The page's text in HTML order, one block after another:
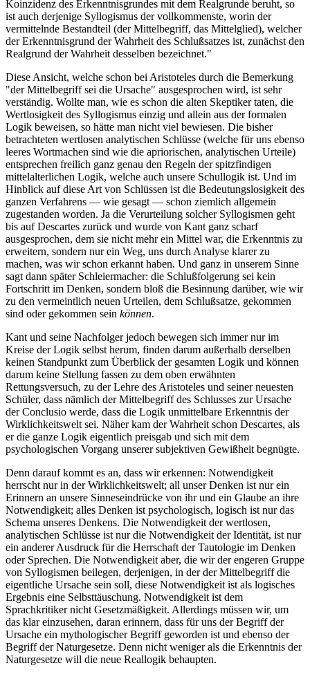
Koinzidenz des Erkenntnisgrundes mit dem Realgrunde beruht, so
ist auch derjenige Syllogismus der vollkommenste, worin der
vermittelnde Bestandteil (der Mittelbegriff, das Mittelglied), welcher
der Erkenntnisgrund der Wahrheit des Schlußsatzes ist, zunächst den
Realgrund der Wahrheit desselben bezeichnet."
Diese Ansicht, welche schon bei Aristoteles durch die Bemerkung
"der Mittelbegriff sei die Ursache" ausgesprochen wird, ist sehr
verständig. Wollte man, wie es schon die alten Skeptiker taten, die
Wertlosigkeit des Syllogismus einzig und allein aus der formalen
Logik beweisen, so hätte man nicht viel bewiesen. Die bisher
betrachteten wertlosen analytischen Schlüsse (welche für uns ebenso
leeres Wortmachen sind wie die apriorischen, analytischen Urteile)
entsprechen freilich ganz genau den Regeln der spitzfindigen
mittelalterlichen Logik, welche auch unsere Schullogik ist. Und im
Hinblick auf diese Art von Schlüssen ist die Bedeutungslosigkeit des
ganzen Verfahrens — wie gesagt — schon ziemlich allgemein
zugestanden worden. Ja die Verurteilung solcher Syllogismen geht
bis auf Descartes zurück und wurde von Kant ganz scharf
ausgesprochen, dem sie nicht mehr ein Mittel war, die Erkenntnis zu
erweitern, sondern nur ein Weg, uns durch Analyse klarer zu
machen, was wir schon erkannt haben. Und ganz in unserem Sinne
sagt dann später Schleiermacher: die Schlußfolgerung sei kein
Fortschritt im Denken, sondern bloß die Besinnung darüber, wie wir
zu den vermeintlich neuen Urteilen, dem Schlußsatze, gekommen
sind oder gekommen sein können.
Kant und seine Nachfolger jedoch bewegen sich immer nur im
Kreise der Logik selbst herum, finden darum außerhalb derselben
keinen Standpunkt zum Überblick der gesamten Logik und können
darum keine Stellung fassen zu dem oben erwähnten
Rettungsversuch, zu der Lehre des Aristoteles und seiner neuesten
Schüler, dass nämlich der Mittelbegriff des Schlusses zur Ursache
der Conclusio werde, dass die Logik unmittelbare Erkenntnis der
Wirklichkeitswelt sei. Näher kam der Wahrheit schon Descartes, als
er die ganze Logik eigentlich preisgab und sich mit dem
psychologischen Vorgang unserer subjektiven Gewißheit begnügte.
Denn darauf kommt es an, dass wir erkennen: Notwendigkeit
herrscht nur in der Wirklichkeitswelt; all unser Denken ist nur ein
Erinnern an unsere Sinneseindrücke von ihr und ein Glaube an ihre
Notwendigkeit; alles Denken ist psychologisch, logisch ist nur das
Schema unseres Denkens. Die Notwendigkeit der wertlosen,
analytischen Schlüsse ist nur die Notwendigkeit der Identität, ist nur
ein anderer Ausdruck für die Herrschaft der Tautologie im Denken
oder Sprechen. Die Notwendigkeit aber, die wir der engeren Gruppe
von Syllogismen beilegen, derjenigen, in der der Mittelbegriff die
eigentliche Ursache sein soll, diese Notwendigkeit ist als logisches
Ergebnis eine Selbsttäuschung. Notwendigkeit ist dem
Sprachkritiker nicht Gesetzmäßigkeit. Allerdings müssen wir, um
das klar einzusehen, daran erinnern, dass für uns der Begriff der
Ursache ein mythologischer Begriff geworden ist und ebenso der
Begriff der Naturgesetze. Denn nicht weniger als die Erkenntnis der
Naturgesetze will die neue Reallogik behaupten.